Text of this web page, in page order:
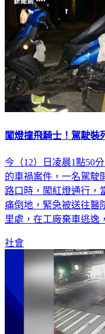
闖燈撞飛騎士！駕駛
今（12）日凌晨1點50
的車禍案件，一名駕駛
路口時，闖紅燈通行，
痛倒地，緊急被送往醫
里處，在工廠棄車逃逸
社會